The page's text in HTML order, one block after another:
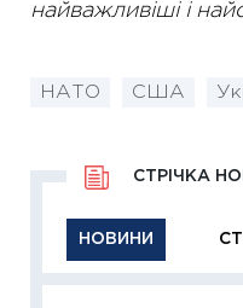
найважливіші і
НАТО США
НОВИНИ
СТРІЧКА